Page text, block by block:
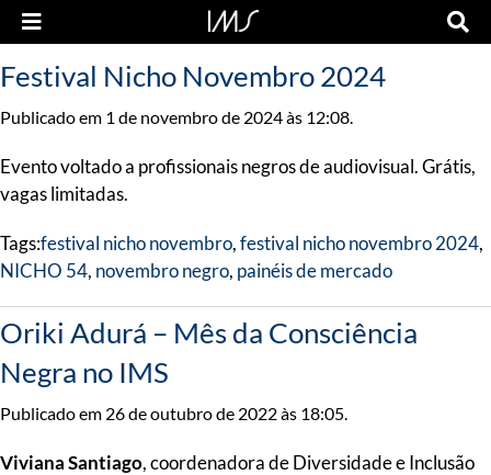
Festival Nicho Novembro 2024
Publicado em 1 de novembro de 2024 às 12:08.
Evento voltado a profissionais negros de audiovisual. Grátis,
vagas limitadas.
Tags:festival nicho novembro,festival nicho novembro 2024,
NICHO 54, novembro negro, painéis de mercado
Oriki Adurá – Mês da Consciência
Negra no IMS
Publicado em 26 de outubro de 2022 às 18:05.
Viviana Santiago, coordenadora de Diversidade e Inclusão